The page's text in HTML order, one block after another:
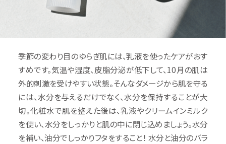
季節の変わり目のゆらぎ肌には、乳液を使ったケアがおす
すめです。気温や湿度、皮脂分泌が低下して、10月の肌は
外的刺激を受けやすい状態。そんなダメージから肌を守る
には、水分を与えるだけでなく、水分を保持することが大
切。化粧水で肌を整えた後は、乳液やクリームインミルク
を使い、水分をしっかりと肌の中に閉じ込めましょう。水分
を補い、油分でしっかりフタをすること！ 水分と油分のバラ